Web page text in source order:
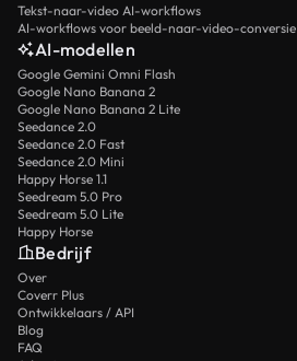
Tekst-naar-video AI-workflows
AI-workflows voor beeld-naar-video-conversie
AI-modellen
Google Gemini Omni Flash
Google Nano Banana 2
Google Nano Banana 2 Lite
Seedance 2.0
Seedance 2.0 Fast
Seedance 2.0 Mini
Happy Horse 1.1
Seedream 5.0 Pro
Seedream 5.0 Lite
Happy Horse
Bedrijf
Over
Coverr Plus
Ontwikkelaars / API
Blog
FAQ